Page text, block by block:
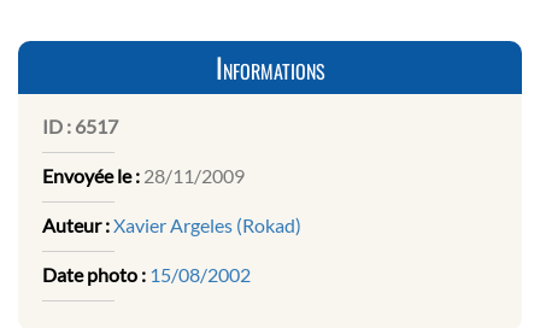
Informations
ID : 6517
Envoyée le : 28/11/2009
Auteur :Xavier Argeles (Rokad)
Date photo : 15/08/2002